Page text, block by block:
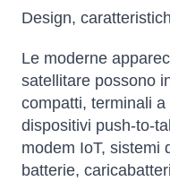
Design,
Le moderne
satellitare possono
compatti, terminali
dispositivi push-to-
modem IoT, sistemi
batterie,